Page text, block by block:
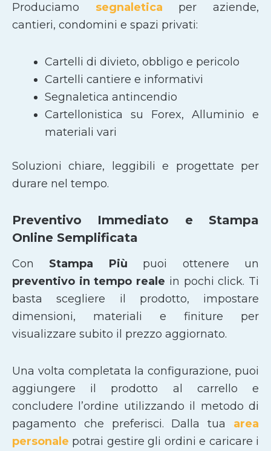
Produciamo segnaletica per aziende,
cantieri, condomini e spazi privati:
Cartelli di divieto, obbligo e pericolo
Cartelli cantiere e informativi
Segnaletica antincendio
Cartellonistica su Forex, Alluminio e
materiali vari
Soluzioni chiare, leggibili e progettate per
durare nel tempo.
Preventivo Immediato e Stampa
Online Semplificata
Con Stampa Più puoi ottenere un
preventivo in tempo reale in pochi click. Ti
basta scegliere il prodotto, impostare
dimensioni, materiali e finiture per
visualizzare subito il prezzo aggiornato.
Una volta completata la configurazione, puoi
aggiungere il prodotto al carrello e
concludere l’ordine utilizzando il metodo di
pagamento che preferisci. Dalla tua area
personale potrai gestire gli ordini e caricare i